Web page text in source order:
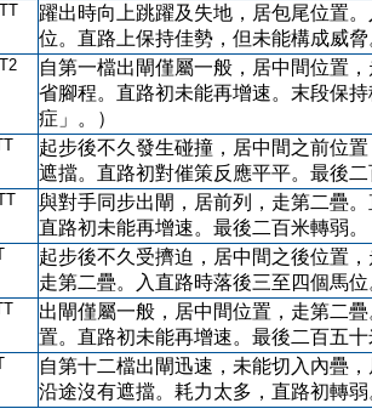
躍出時向上跳躍及失地，居包尾位置
位。直路上保持佳勢，但未能構成威脅
自第一檔出閘僅屬一般，居中間位置
省腳程。直路初未能再增速。末段保
症」。）
起步後不久發生碰撞，居中間之前位
遮擋。直路初對催策反應平平。最後二
與對手同步出閘，居前列，走第二疊。
直路初未能再增速。最後二百米轉弱。
起步後不久受擠迫，居中間之後位置
走第二疊。入直路時落後三至四個馬位
出閘僅屬一般，居中間位置，走第二
置。直路初未能再增速。最後二百五十
自第十二檔出閘迅速，未能切入內疊，
沿途沒有遮擋。耗力太多，直路初轉弱